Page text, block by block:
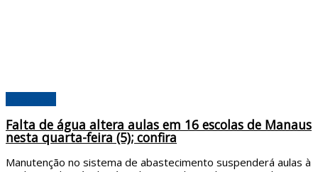
Falta de água altera aulas em 16 escolas de Manaus
nesta quarta-feira (5); confira
Manutenção no sistema de abastecimento suspenderá aulas à